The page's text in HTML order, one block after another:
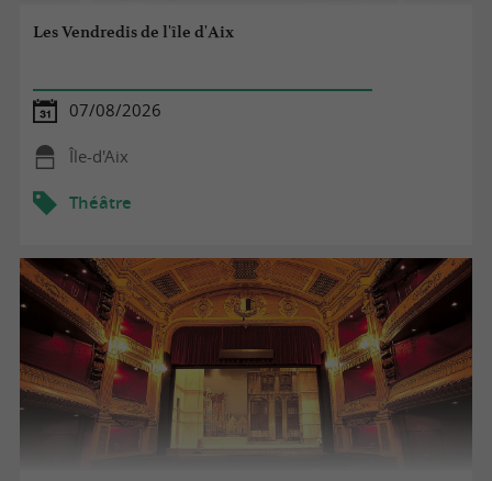
Les Vendredis de l'île d'Aix
07/08/2026
Île-d'Aix
Théâtre